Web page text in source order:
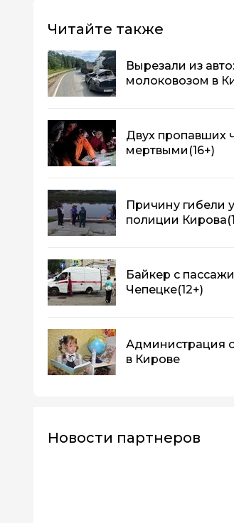
Читайте также
Вырезали из
молоковозом в
Двух пропавших
мертвыми (16+)
Причину гибели
полиции Кирова
Байкер с
Чепецке(12+)
Администрация
в Кирове
Новости партнеров